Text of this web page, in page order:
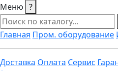
Меню ?
Главная Пром. оборудование
Доставка Оплата Сервис